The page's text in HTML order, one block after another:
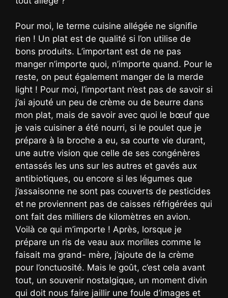
Pour moi, le terme cuisine allégée ne signifie
rien ! Un plat est de qualité si l’on utilise de
bons produits. L’important est de ne pas
manger n’importe quoi, n’importe quand. Pour le
reste, on peut également manger de la merde
light ! Pour moi, l’important n’est pas de savoir si
j’ai ajouté un peu de crème ou de beurre dans
mon plat, mais de savoir avec quoi le bœuf que
je vais cuisiner a été nourri, si le poulet que je
prépare à la broche a eu, sa courte vie durant,
une autre vision que celle de ses congénères
entassés les uns sur les autres et gavés aux
antibiotiques, ou encore si les légumes que
j’assaisonne ne sont pas couverts de pesticides
et ne proviennent pas de caisses réfrigérées qui
ont fait des milliers de kilomètres en avion.
Voilà ce qui m’importe ! Après, lorsque je
prépare un ris de veau aux morilles comme le
faisait ma grand- mère, j’ajoute de la crème
pour l’onctuosité. Mais le goût, c’est cela avant
tout, un souvenir nostalgique, un moment divin
qui doit nous faire jaillir une foule d’images et